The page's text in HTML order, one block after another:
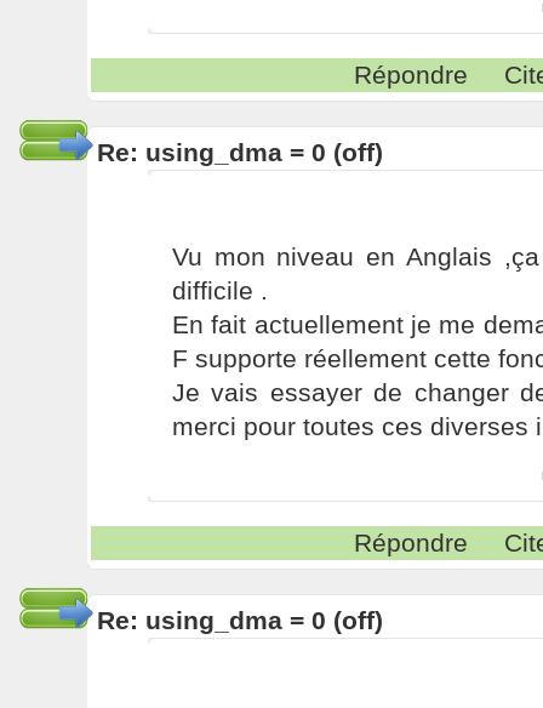
Répondre
Re: using_dma = 0 (off)
Vu mon niveau en Anglais
difficile .
En fait actuellement je me
F supporte réellement cette
Je vais essayer de changer
merci pour toutes ces diverses
Répondre
Re: using_dma = 0 (off)